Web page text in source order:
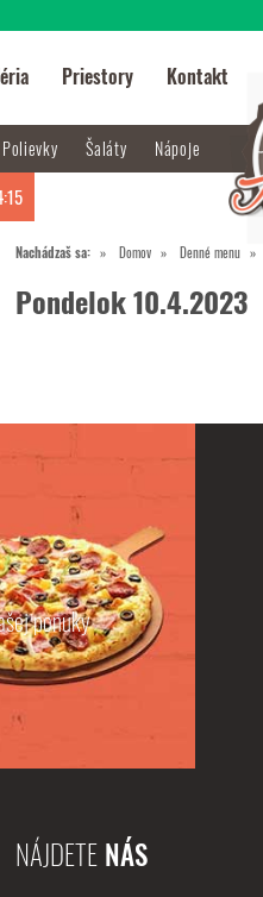
Nachádzaš sa: Domov Denné menu
Pondelok 10.4.2023
ponuky
NÁJDETE NÁS
Priestory Kontakt
Polievky Šaláty Nápoje